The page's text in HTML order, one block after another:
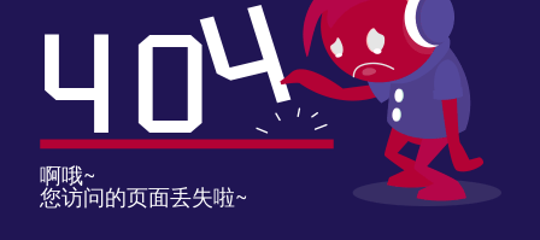
啊哦~
您访问的页面丢失啦~